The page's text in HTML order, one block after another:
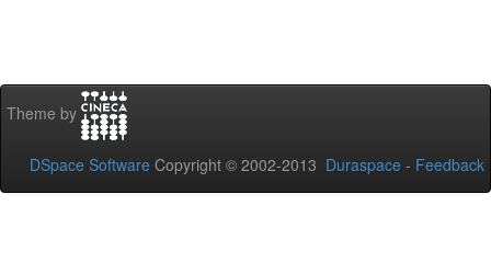
Theme by
DSpace Software Copyright © 2002-2013 Duraspace - Feedback